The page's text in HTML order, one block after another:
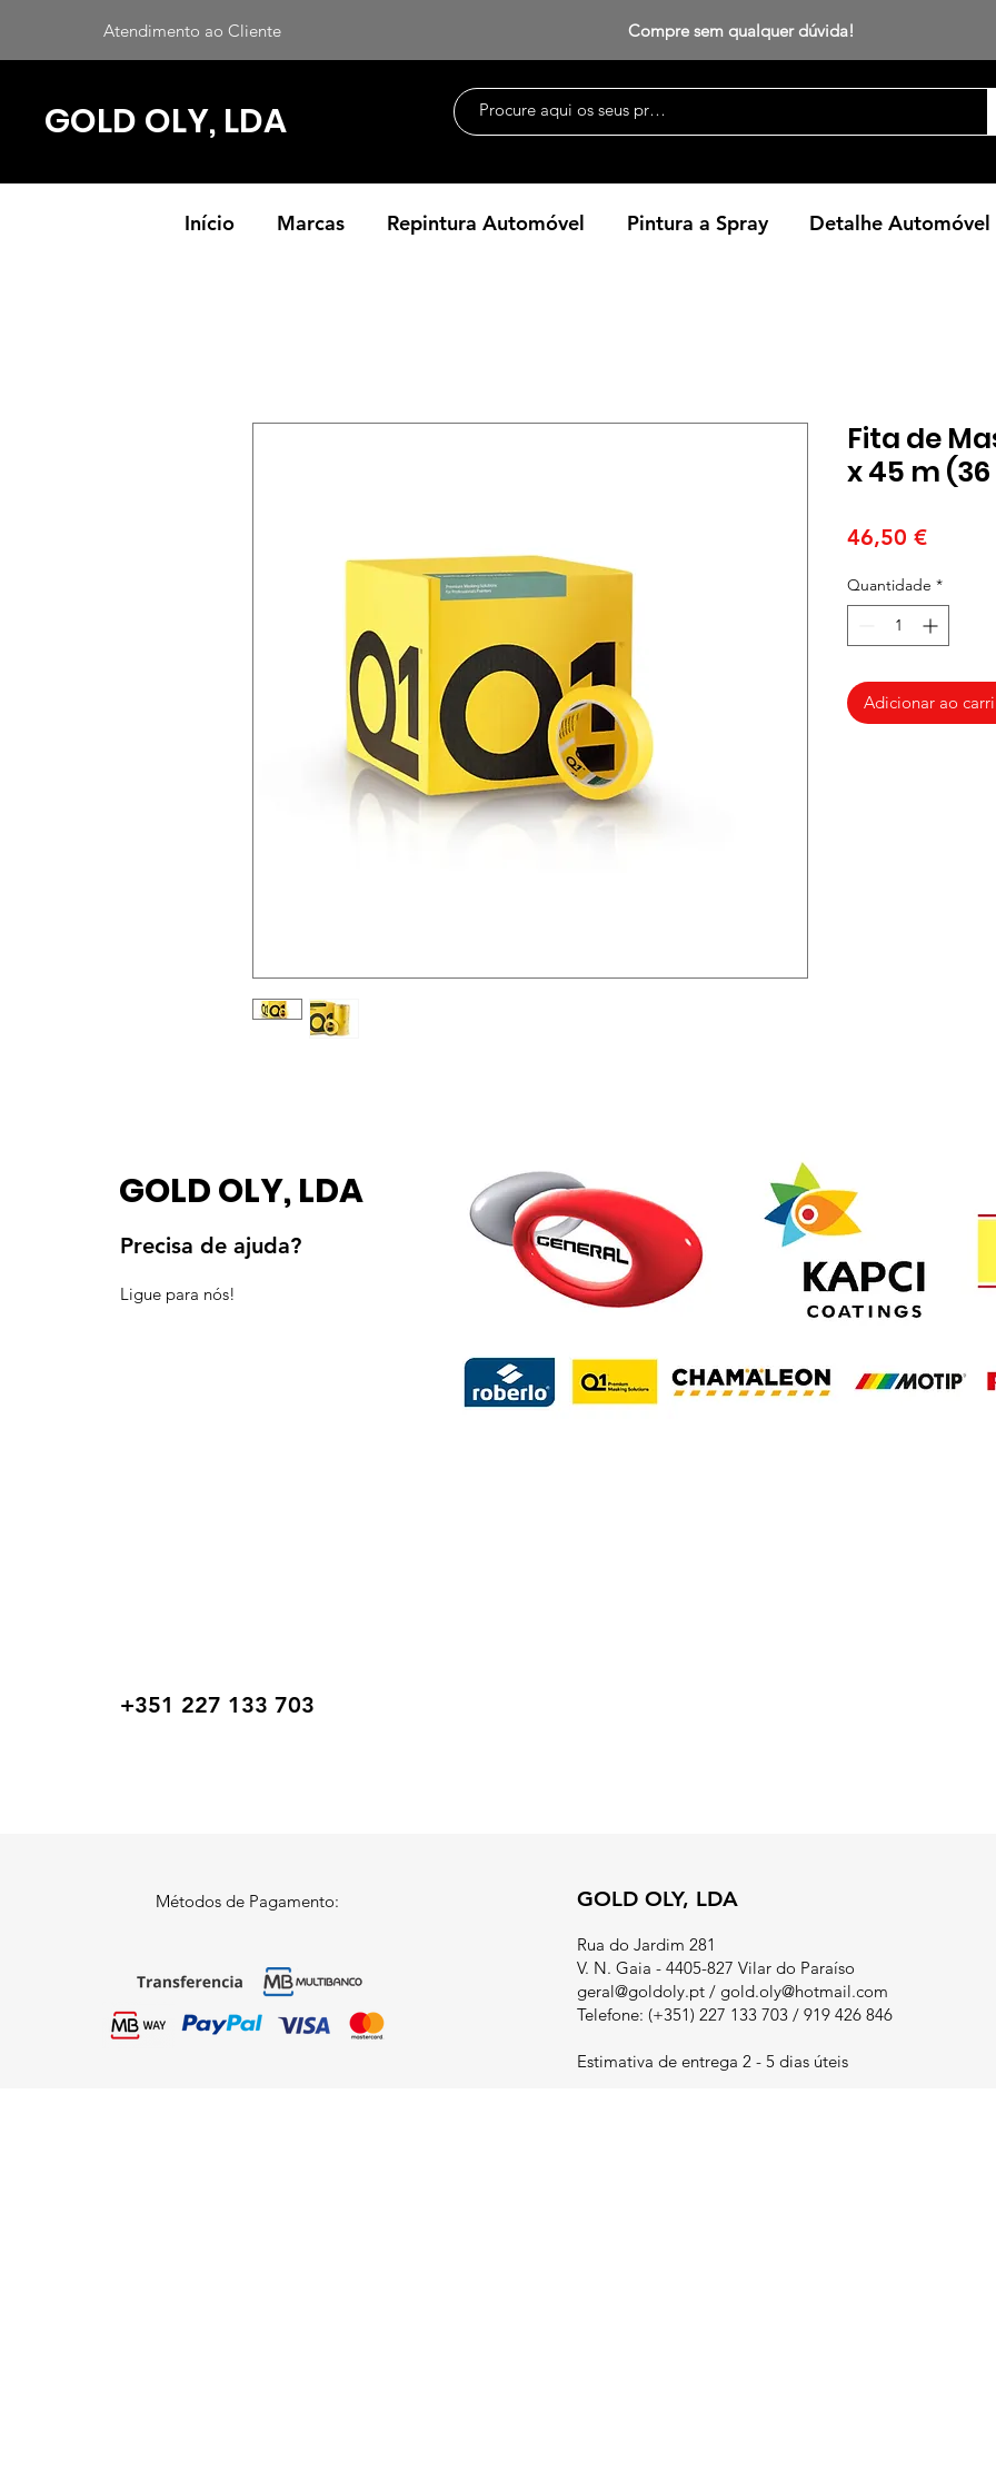
Atendimento ao Cliente Compre sem qualquer dúvida!
GOLD OLY, LDA
Início Marcas Repintura Automóvel Pintura a Spray Detalhe Automóvel
Fita de
x 45 m
46,50 €Preço
Quantidade *
Adicionar ao
GOLD OLY, LDA
Precisa de ajuda?
Ligue para nós!
+351 227 133 703
Métodos de Pagamento: GOLD OLY, LDA
Rua do Jardim 281
V. N. Gaia - 4405-827 Vilar do Paraíso
geral@goldoly.pt/ gold.oly@hotmail.com
Telefone: (+351) 227 133 703 / 919 426 846
Estimativa de entrega 2 - 5 dias úteis